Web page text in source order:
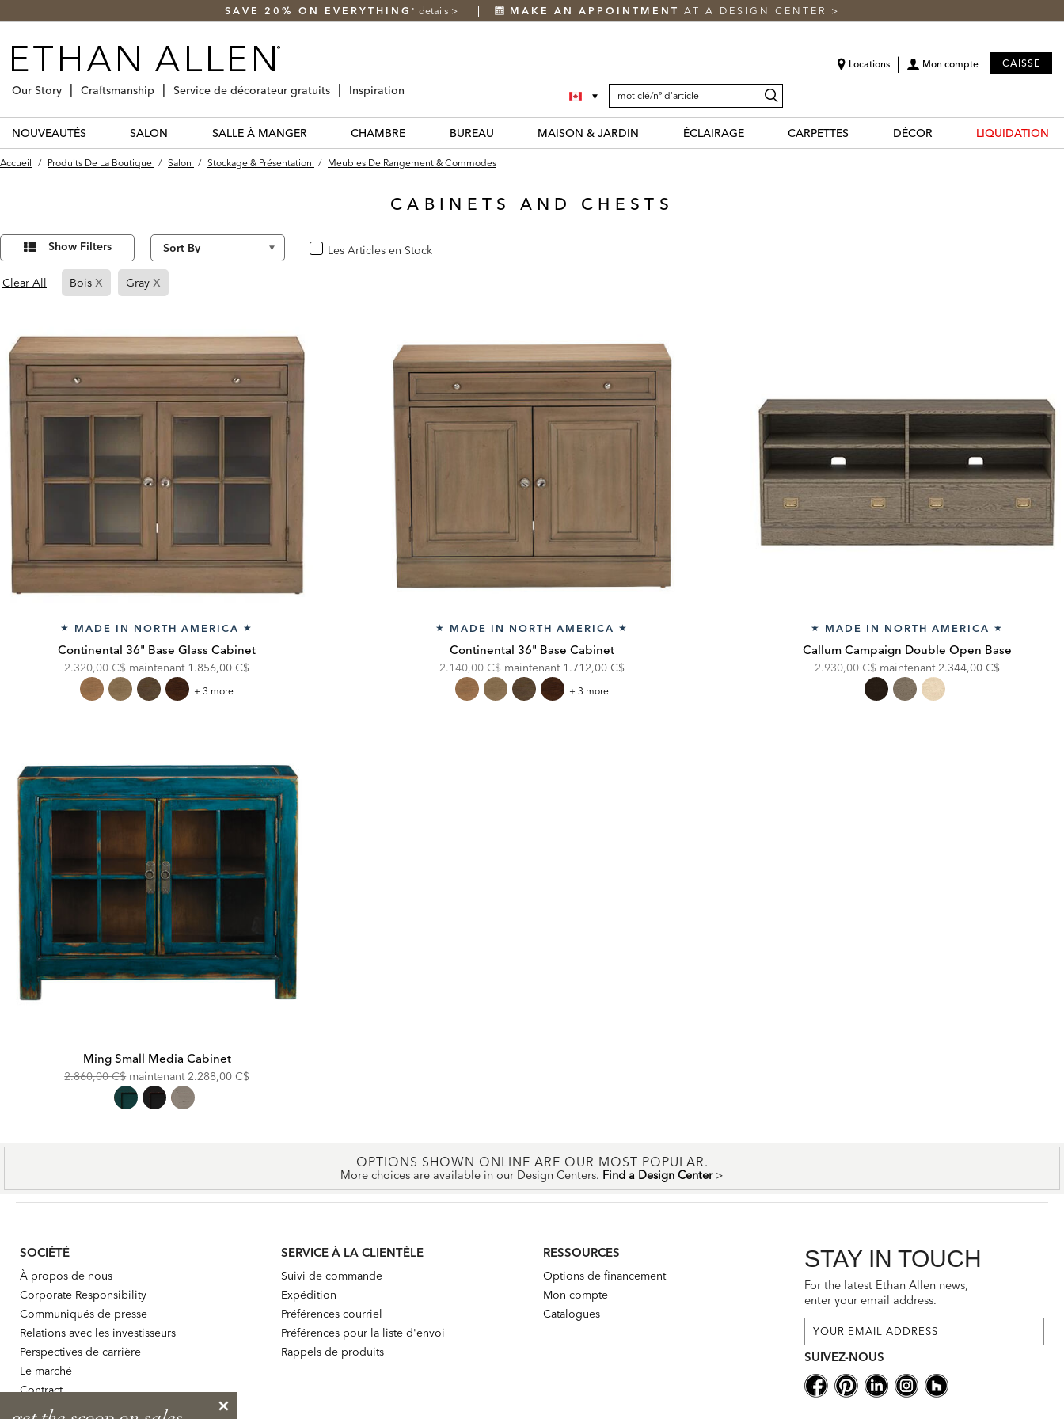
SAVE 20% ON EVERYTHING * details > MAKE AN APPOINTMENT AT A DESIGN CENTER >
Locations Mon compte CAISSE
SEARCH
CATALOG
Search
Catalog
Our Story Craftsmanship Service de décorateur gratuits Inspiration
NOUVEAUTÉS SALON SALLE À MANGER CHAMBRE BUREAU MAISON & JARDIN ÉCLAIRAGE CARPETTES DÉCOR LIQUIDATION
Accueil / Produits De La Boutique / Salon / Stockage & Présentation / Meubles De Rangement & Commodes
CABINETS AND CHESTS
Affiner
résultats
par :
4
Results Show Filters Les Articles en Stock
oui
Clear All Bois x Page
Refined
Gray x
Refined
★ MADE IN NORTH AMERICA ★
Continental 36" Base Glass Cabinet
Original
Price:
2.320,00 C$ maintenant Discounted
Price:
1.856,00 C$
Continental
+ 3 more
★ MADE IN NORTH AMERICA ★
Continental 36" Base Cabinet
Original
Price:
2.140,00 C$ maintenant Discounted
Price:
1.712,00 C$
Continental
+ 3 more
★ MADE IN NORTH AMERICA ★
Callum Campaign Double Open Base
Original
2.930,00 C$ maintenant Discounted
Price:
2.344,00 C$
Ming Small Media Cabinet
Original
2.860,00 C$ maintenantDiscounted
Price:
2.288,00 C$
OPTIONS SHOWN ONLINE ARE OUR MOST POPULAR.
More choices are available in our Design Centers. Find a Design Center >
SOCIÉTÉ
À propos de nous
Corporate Responsibility
Communiqués de presse
Relations avec les investisseurs
Perspectives de carrière
Le marché
Contract
SERVICE À LA CLIENTÈLE
Suivi de commande
Expédition
Préférences courriel
Préférences pour la liste d'envoi
Rappels de produits
RESSOURCES
Options de financement
Mon compte
Catalogues
STAY IN TOUCH
For the latest Ethan Allen news,
enter your email address.
SUIVEZ-NOUS